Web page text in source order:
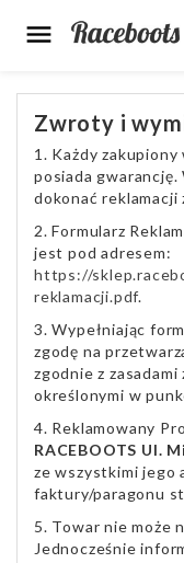

Zwroty i
1. Każdy
posiada
dokonać
2. Formularz
jest pod adresem:
https://
reklamacji.pdf.
3. Wypełniając
zgodę na
zgodnie z
określonymi w
4. Reklamowany
RACEBOOTS Ul.
ze wszystkimi jego
faktury/paragonu
5. Towar nie może
Jednocześnie